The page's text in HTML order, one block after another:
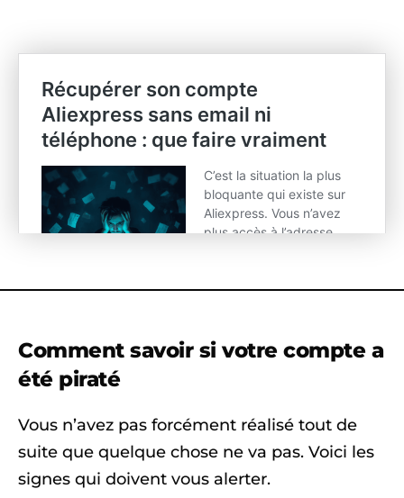
Comment savoir si votre compte a
été piraté
Vous n’avez pas forcément réalisé tout de
suite que quelque chose ne va pas. Voici les
signes qui doivent vous alerter.